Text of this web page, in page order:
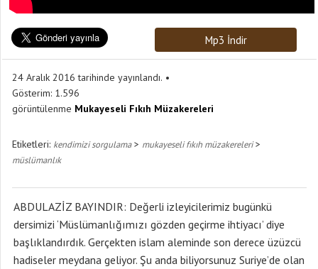
Mp3 İndir
24 Aralık 2016 tarihinde yayınlandı.
Gösterim: 1.596
görüntülenme Mukayeseli Fıkıh Müzakereleri
Etiketleri: kendimizi sorgulama> mukayeseli fıkıh müzakereleri>
müslümanlık
ABDULAZİZ BAYINDIR: Değerli izleyicilerimiz bugünkü
dersimizi ‘Müslümanlığımızı gözden geçirme ihtiyacı’ diye
başlıklandırdık. Gerçekten islam aleminde son derece üzüzcü
hadiseler meydana geliyor. Şu anda biliyorsunuz Suriye’de olan